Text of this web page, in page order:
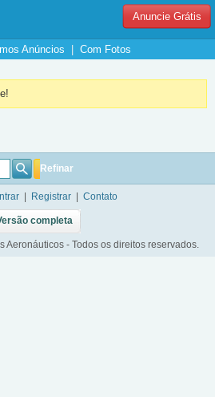
Anuncie Grátis
Anúncios Com Fotos
Refinar
Registrar Contato
completa
Aeronáuticos - Todos os direitos reservados.